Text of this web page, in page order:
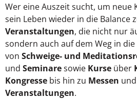
Wer eine Auszeit sucht, um neue
sein Leben wieder in die Balance
Veranstaltungen, die nicht nur
sondern auch auf dem Weg in
von Schweige- und
und Seminaresowie Kurse über
Kongresse bis hin zu Messen und
Veranstaltungen.